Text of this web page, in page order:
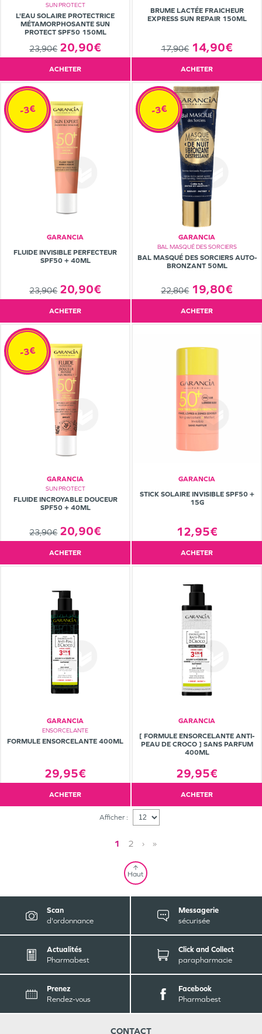
SUN PROTECT
L'EAU SOLAIRE PROTECTRICE
MÉTAMORPHOSANTE SUN
PROTECT SPF50 150ML
23,90€ 20,90€
ACHETER
BRUME LACTÉE FRAICHEUR
EXPRESS SUN REPAIR 150ML
17,90€ 14,90€
ACHETER
GARANCIA
FLUIDE INVISIBLE PERFECTEUR
SPF50 + 40ML
23,90€ 20,90€
-3€
ACHETER
GARANCIA
BAL MASQUÉ DES SORCIERS
BAL MASQUÉ DES SORCIERS AUTO-
BRONZANT 50ML
22,80€ 19,80€
-3€
ACHETER
GARANCIA
SUN PROTECT
FLUIDE INCROYABLE DOUCEUR
SPF50 + 40ML
23,90€ 20,90€
-3€
ACHETER
GARANCIA
STICK SOLAIRE INVISIBLE SPF50 +
15G
12,95€
ACHETER
GARANCIA
ENSORCELANTE
FORMULE ENSORCELANTE 400ML
29,95€
ACHETER
GARANCIA
[ FORMULE ENSORCELANTE ANTI-
PEAU DE CROCO ] SANS PARFUM
400ML
29,95€
ACHETER
Afficher :
1 2 › »
Haut
Scan
d'ordonnance
Messagerie
sécurisée
Actualités
Pharmabest
Click and Collect
parapharmacie
Prenez
Rendez-vous
Facebook
Pharmabest
CONTACT